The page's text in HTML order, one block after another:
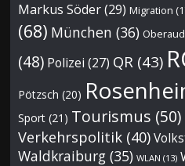
Markus Söder(29) Migration
(68) München (36)
(48) Polizei (27) QR (43)
Pötzsch (20)
Sport (21) Tourismus (50)
Verkehrspolitik (40)
Waldkraiburg (35) WLAN (13)